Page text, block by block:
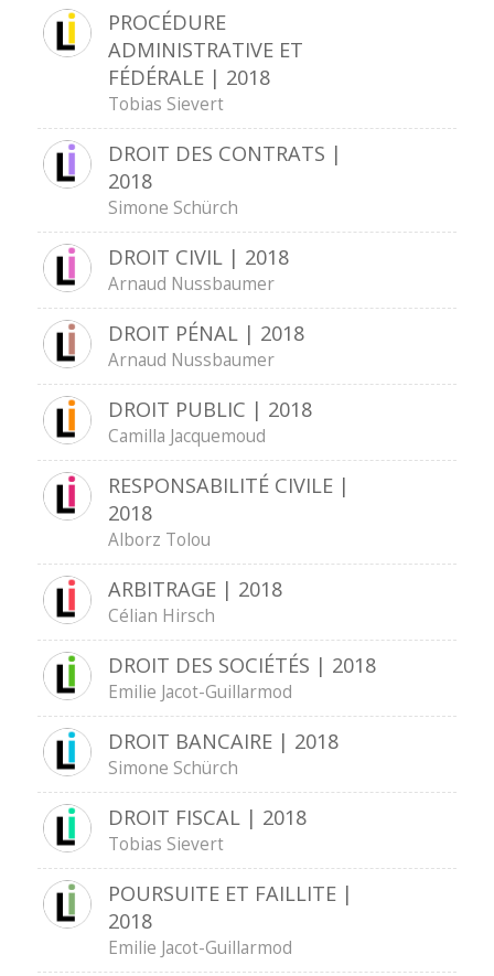
PROCÉDURE
ADMINISTRATIVE ET
FÉDÉRALE | 2018
Tobias Sievert
DROIT DES CONTRATS |
2018
Simone Schürch
DROIT CIVIL | 2018
Arnaud Nussbaumer
DROIT PÉNAL | 2018
Arnaud Nussbaumer
DROIT PUBLIC | 2018
Camilla Jacquemoud
RESPONSABILITÉ CIVILE |
2018
Alborz Tolou
ARBITRAGE | 2018
Célian Hirsch
DROIT DES SOCIÉTÉS | 2018
Emilie Jacot-Guillarmod
DROIT BANCAIRE | 2018
Simone Schürch
DROIT FISCAL | 2018
Tobias Sievert
POURSUITE ET FAILLITE |
2018
Emilie Jacot-Guillarmod